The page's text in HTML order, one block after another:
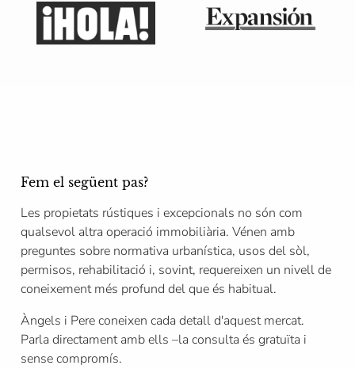
Fem el següent pas?
Les propietats rústiques i excepcionals no són com
qualsevol altra operació immobiliària. Vénen amb
preguntes sobre normativa urbanística, usos del sòl,
permisos, rehabilitació i, sovint, requereixen un nivell de
coneixement més profund del que és habitual.
Àngels i Pere coneixen cada detall d'aquest mercat.
Parla directament amb ells –la consulta és gratuïta i
sense compromís.